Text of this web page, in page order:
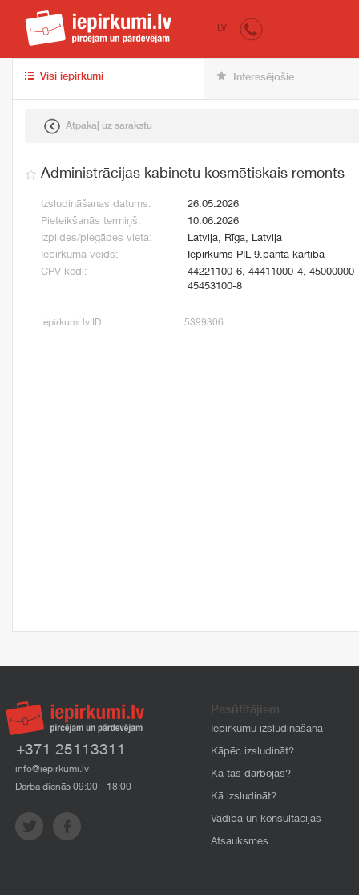
iepirkumi.lv
LV
Visi iepirkumi Interesējošie
Atpakaļ uz sarakstu
Administrācijas kabinetu kosmētiskais remonts
Izsludināšanas datums:
26.05.2026
Pieteikšanās termiņš:
10.06.2026
Izpildes/piegādes vieta:
Latvija, Rīga, Latvija
Iepirkuma veids:
Iepirkums PIL 9.panta kārtībā
CPV kodi:
44221100-6, 44411000-4,
45453100-8
Iepirkumi.lv ID: 5399306
+371 25113311
info@iepirkumi.lv
Darba dienās 09:00 - 18:00
Pasūtītājiem
Iepirkumu izsludināšana
Kāpēc izsludināt?
Kā tas darbojas?
Kā izsludināt?
Vadība un konsultācijas
Atsauksmes